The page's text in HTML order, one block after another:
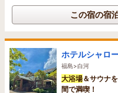
この宿の宿
ホテルシャロ
福島>白河
大浴場＆サウナ
間で満喫！